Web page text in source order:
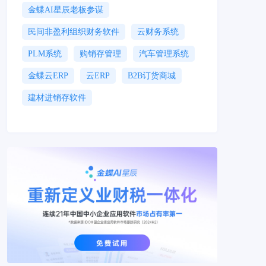
金蝶AI星辰老板参谋
民间非盈利组织财务软件 云财务系统
PLM系统 购销存管理 汽车管理系统
金蝶云ERP 云ERP B2B订货商城
建材进销存软件